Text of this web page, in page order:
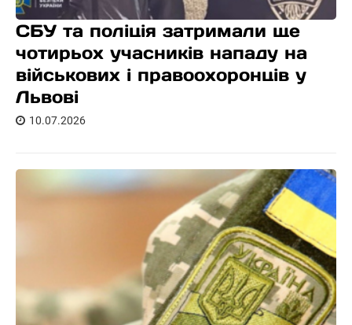
СБУ та поліція затримали ще
чотирьох учасників нападу на
військових і правоохоронців у
Львові
10.07.2026